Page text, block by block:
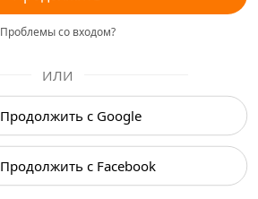
Проблемы со входом?
ИЛИ
Продолжить с Google
Продолжить с Facebook